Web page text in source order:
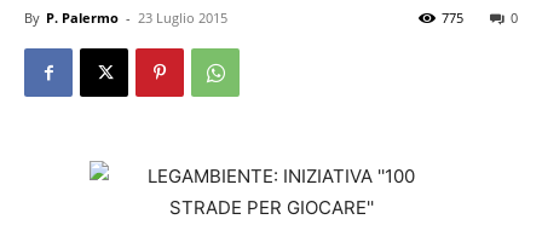
By P. Palermo - 23 Luglio 2015 0
775